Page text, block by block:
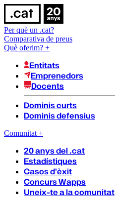
Per què un .cat?
Comparativa de preus
Què oferim? +
Entitats
Emprenedors
Docents
Dominis curts
Dominis defensius
Comunitat +
20 anys del .cat
Estadístiques
Casos d'èxit
Concurs Wapps
Uneix-te a la comunitat